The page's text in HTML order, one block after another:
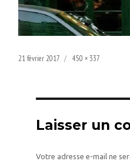
Publié
21 février 2017
Taille
450 × 337
Laisser un
Votre adresse e-mail ne